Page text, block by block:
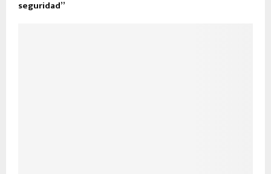
seguridad”